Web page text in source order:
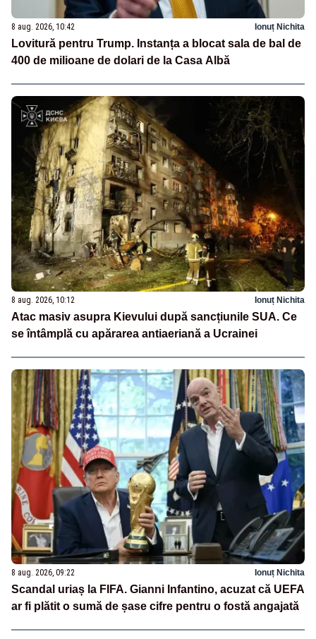
8 aug. 2026, 10:42 Ionuț Nichita
Lovitură pentru Trump. Instanța a blocat sala de bal de
400 de milioane de dolari de la Casa Albă
8 aug. 2026, 10:12 Ionuț Nichita
Atac masiv asupra Kievului după sancțiunile SUA. Ce
se întâmplă cu apărarea antiaeriană a Ucrainei
8 aug. 2026, 09:22 Ionuț Nichita
Scandal uriaș la FIFA. Gianni Infantino, acuzat că UEFA
ar fi plătit o sumă de șase cifre pentru o fostă angajată